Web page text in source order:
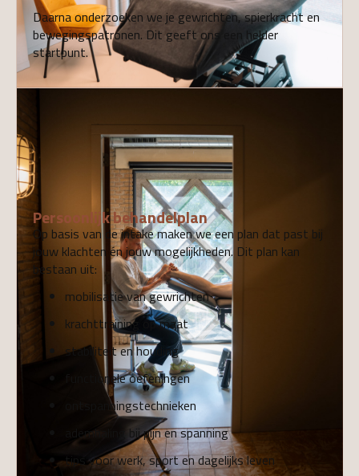
Daarna onderzoeken we je gewrichten, spierkracht en
bewegingspatronen. Dit geeft ons een helder
startpunt.
02
Persoonlijk behandelplan
Op basis van de intake maken we een plan dat past bij
jouw klachten én jouw mogelijkheden. Dit plan kan
bestaan uit:
mobilisatie van gewrichten
krachttraining op maat
stabiliteit en houding
functionele oefeningen
ontspanningstechnieken
ademhaling bij pijn en spanning
tips voor werk, sport en dagelijks leven